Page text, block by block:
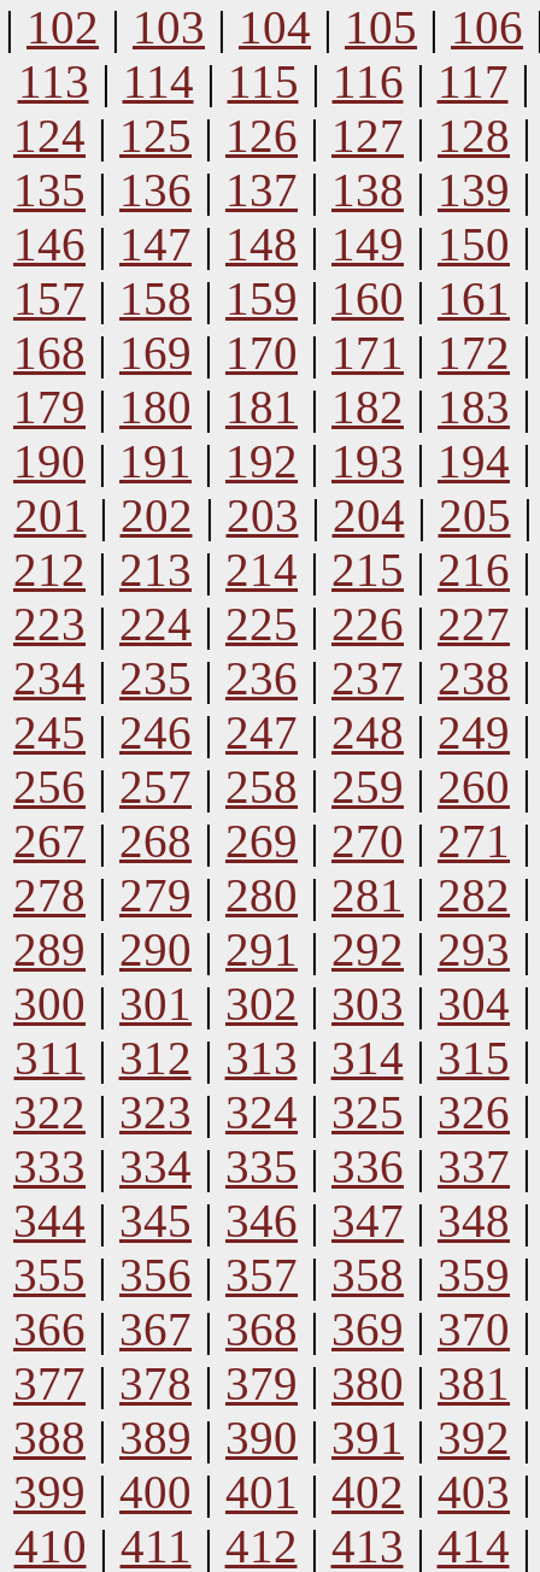
| 102 | 103 | 104 | 105 | 106
113 | 114 | 115 | 116 | 117
124 | 125 | 126 | 127 | 128
135 | 136 | 137 | 138 | 139
146 | 147 | 148 | 149 | 150
157 | 158 | 159 | 160 | 161
168 | 169 | 170 | 171 | 172
179 | 180 | 181 | 182 | 183
190 | 191 | 192 | 193 | 194
201 | 202 | 203 | 204 | 205
212 | 213 | 214 | 215 | 216
223 | 224 | 225 | 226 | 227
234 | 235 | 236 | 237 | 238
245 | 246 | 247 | 248 | 249
256 | 257 | 258 | 259 | 260
267 | 268 | 269 | 270 | 271
278 | 279 | 280 | 281 | 282
289 | 290 | 291 | 292 | 293
300 | 301 | 302 | 303 | 304
311 | 312 | 313 | 314 | 315
322 | 323 | 324 | 325 | 326
333 | 334 | 335 | 336 | 337
344 | 345 | 346 | 347 | 348
355 | 356 | 357 | 358 | 359
366 | 367 | 368 | 369 | 370
377 | 378 | 379 | 380 | 381
388 | 389 | 390 | 391 | 392
399 | 400 | 401 | 402 | 403
410 | 411 | 412 | 413 | 414